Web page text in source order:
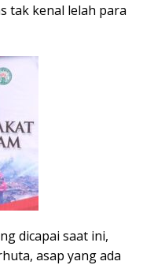
tak kenal lelah para
dicapai saat ini,
asap yang ada